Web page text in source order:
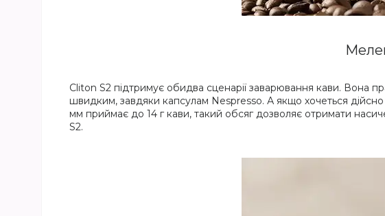
Cliton S2 підтримує обидва сценарії заварювання кави. Вона
швидким, завдяки капсулам Nespresso. А якщо хочеться
мм приймає до 14 г кави, такий обсяг дозволяє отримати
S2.